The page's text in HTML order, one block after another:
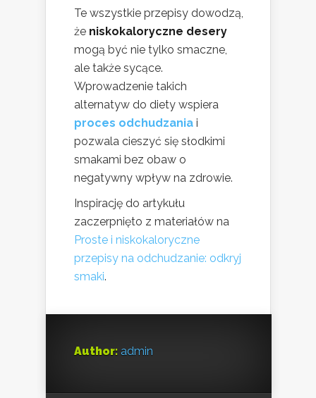
Te wszystkie przepisy dowodzą,
że niskokaloryczne desery
mogą być nie tylko smaczne,
ale także sycące.
Wprowadzenie takich
alternatyw do diety wspiera
proces odchudzania i
pozwala cieszyć się słodkimi
smakami bez obaw o
negatywny wpływ na zdrowie.
Inspirację do artykułu
zaczerpnięto z materiałów na
Proste i niskokaloryczne
przepisy na odchudzanie: odkryj
smaki.
Author: admin